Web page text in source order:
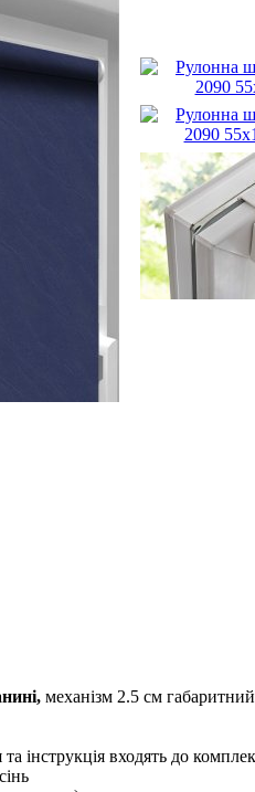
механізм 2.5 см
інструкція входять до